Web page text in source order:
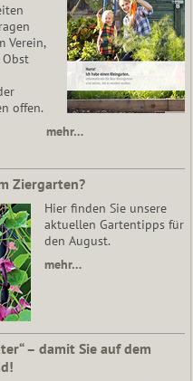
Verein,
offen.
mehr…
Ziergarten?
Hier finden Sie unsere
aktuellen Gartentipps für
den August.
mehr…
– damit Sie auf dem